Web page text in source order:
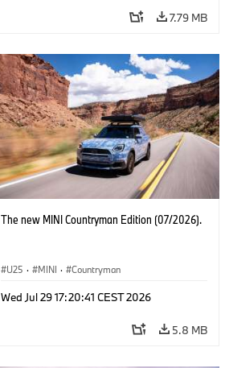
7.79 MB
The new MINI Countryman Edition (07/2026).
U25 · MINI · Countryman
Wed Jul 29 17:20:41 CEST 2026
5.8 MB